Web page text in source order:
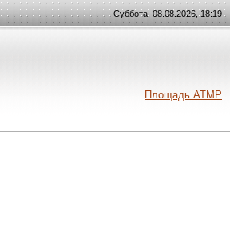
Суббота, 08.08.2026, 18:19
Площадь АТМР